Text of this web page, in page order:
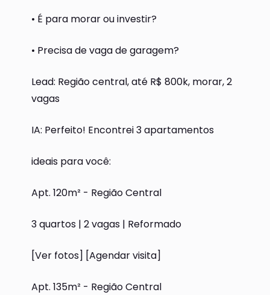
• É para morar ou investir?
• Precisa de vaga de garagem?
Lead: Região central, até R$ 800k, morar, 2
vagas
IA: Perfeito! Encontrei 3 apartamentos
ideais para você:
Apt. 120m² - Região Central
3 quartos | 2 vagas | Reformado
[Ver fotos] [Agendar visita]
Apt. 135m² - Região Central